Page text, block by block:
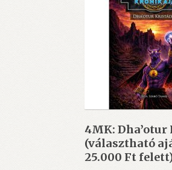
4MK:
(választható
25.000 Ft